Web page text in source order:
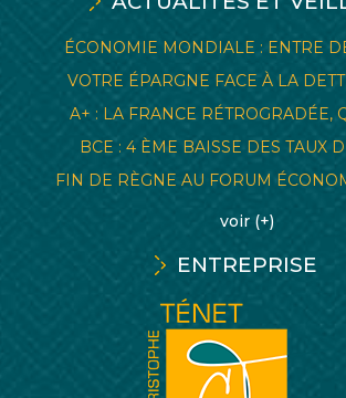
ÉCONOMIE MONDIALE : ENTRE
VOTRE ÉPARGNE FACE À LA
A+ : LA FRANCE RÉTROGRADÉE,
BCE : 4 ÈME BAISSE DES TAUX
FIN DE RÈGNE AU FORUM
voir (+)
ENTREPRISE